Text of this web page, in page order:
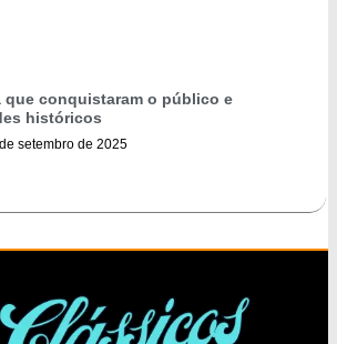
que conquistaram o público e
históricos
setembro de 2025